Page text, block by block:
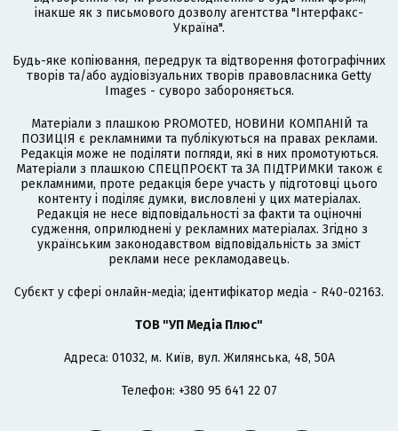
інакше як з письмового дозволу агентства "Інтерфакс-
Україна".
Будь-яке копіювання, передрук та відтворення фотографічних
творів та/або аудіовізуальних творів правовласника Getty
Images - суворо забороняється.
Матеріали з плашкою PROMOTED, НОВИНИ КОМПАНІЙ та
ПОЗИЦІЯ є рекламними та публікуються на правах реклами.
Редакція може не поділяти погляди, які в них промотуються.
Матеріали з плашкою СПЕЦПРОЄКТ та ЗА ПІДТРИМКИ також є
рекламними, проте редакція бере участь у підготовці цього
контенту і поділяє думки, висловлені у цих матеріалах.
Редакція не несе відповідальності за факти та оціночні
судження, оприлюднені у рекламних матеріалах. Згідно з
українським законодавством відповідальність за зміст
реклами несе рекламодавець.
Cубєкт у сфері онлайн-медіа; ідентифікатор медіа - R40-02163.
ТОВ "УП Медіа Плюс"
Адреса: 01032, м. Київ, вул. Жилянська, 48, 50А
Телефон: +380 95 641 22 07